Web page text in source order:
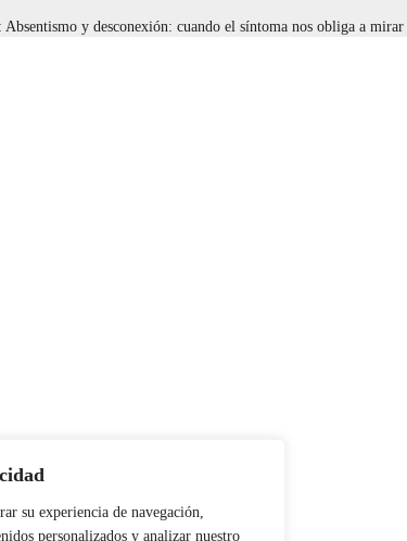
su experiencia de navegación,
personalizados y analizar nuestro
y desconexión: cuando el síntoma nos obliga a mirar